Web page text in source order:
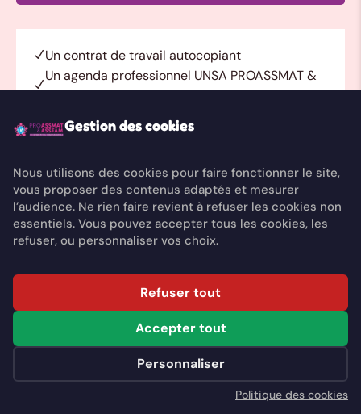
Un contrat de travail autocopiant
Un agenda professionnel UNSA PROASSMAT &
ASSFAM
Un cadeau utile au quotidien
disponible en boutique à tarif avantageux
Asso & Crèche Familiale
L'année 2026 (1er Juillet – 31 décembre) Tarif
Assistante maternelle adhérente d'une
Gestion des cookies
Nous utilisons des cookies pour faire fonctionner le site,
vous proposer des contenus adaptés et mesurer
l’audience. Ne rien faire revient à refuser les cookies non
essentiels. Vous pouvez accepter tous les cookies, les
refuser, ou personnaliser vos choix.
Refuser tout
Accepter tout
Personnaliser
Politique des cookies